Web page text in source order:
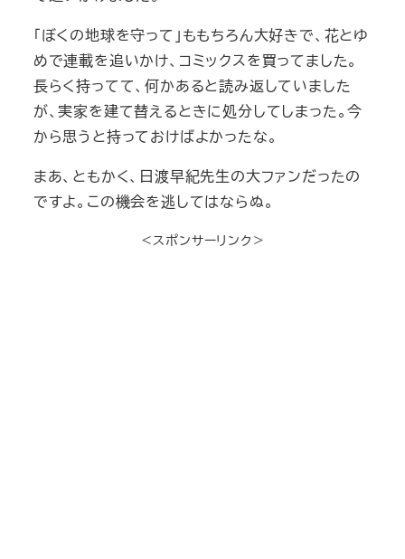
「ぼくの地球を守って」ももちろん大好きで、花とゆ
めで連載を追いかけ、コミックスを買ってました。
長らく持ってて、何かあると読み返していました
が、実家を建て替えるときに処分してしまった。今
から思うと持っておけばよかったな。
まあ、ともかく、日渡早紀先生の大ファンだったの
ですよ。この機会を逃してはならぬ。
＜スポンサーリンク＞